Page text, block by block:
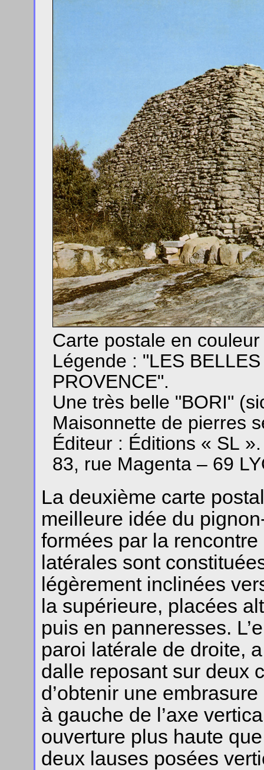
Carte postale en
Légende : "LES
PROVENCE".
Une très belle "BORI"
Maisonnette de pierres
Éditeur : Éditions « SL ».
83, rue Magenta – 69
La deuxième carte
meilleure idée du
formées par la
latérales sont
légèrement inclinées
la supérieure, placées
puis en panneresses.
paroi latérale de droite,
dalle reposant sur deux
d’obtenir une
à gauche de l’axe
ouverture plus haute
deux lauses posées